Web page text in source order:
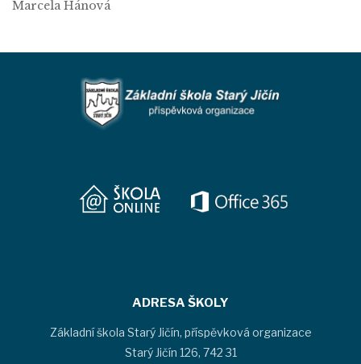
Marcela Hánová
ADRESA ŠKOLY
Základní škola Starý Jičín, příspěvková organizace
Starý Jičín 126, 742 31